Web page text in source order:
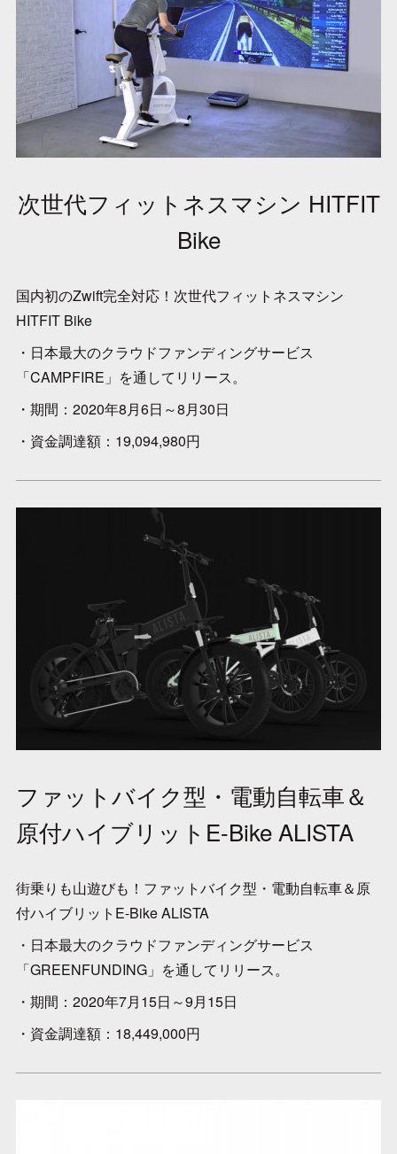
次世代フィットネスマシン HITFIT
Bike
国内初のZwift完全対応！次世代フィットネスマシン
HITFIT Bike
・日本最大のクラウドファンディングサービス
「CAMPFIRE」を通してリリース。
・期間：2020年8月6日～8月30日
・資金調達額：19,094,980円
ファットバイク型・電動自転車＆
原付ハイブリットE-Bike ALISTA
街乗りも山遊びも！ファットバイク型・電動自転車＆原
付ハイブリットE-Bike ALISTA
・日本最大のクラウドファンディングサービス
「GREENFUNDING」を通してリリース。
・期間：2020年7月15日～9月15日
・資金調達額：18,449,000円